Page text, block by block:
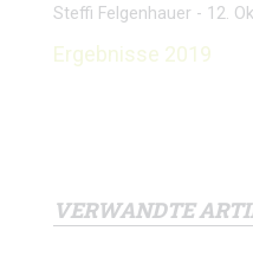
Steffi Felgenhauer - 12.
Ergebnisse 2019
VERWANDTE